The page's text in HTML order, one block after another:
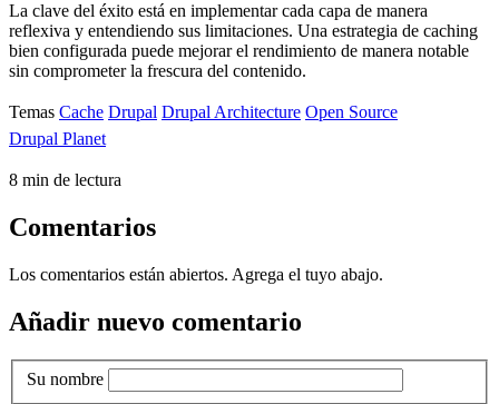
La clave del éxito está en implementar cada capa de manera
reflexiva y entendiendo sus limitaciones. Una estrategia de caching
bien configurada puede mejorar el rendimiento de manera notable
sin comprometer la frescura del contenido.
Temas Cache Drupal Drupal Architecture Open Source
Drupal Planet
8 min de lectura
Comentarios
Los comentarios están abiertos. Agrega el tuyo abajo.
Añadir nuevo comentario
Su nombre